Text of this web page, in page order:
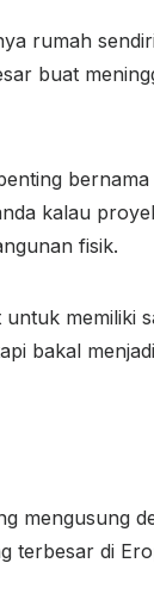
rumah
buat
kalau
fisik.
memiliki
bakal
mengusung
terbesar di